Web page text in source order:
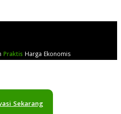
Praktis Harga Ekonomis
Sekarang